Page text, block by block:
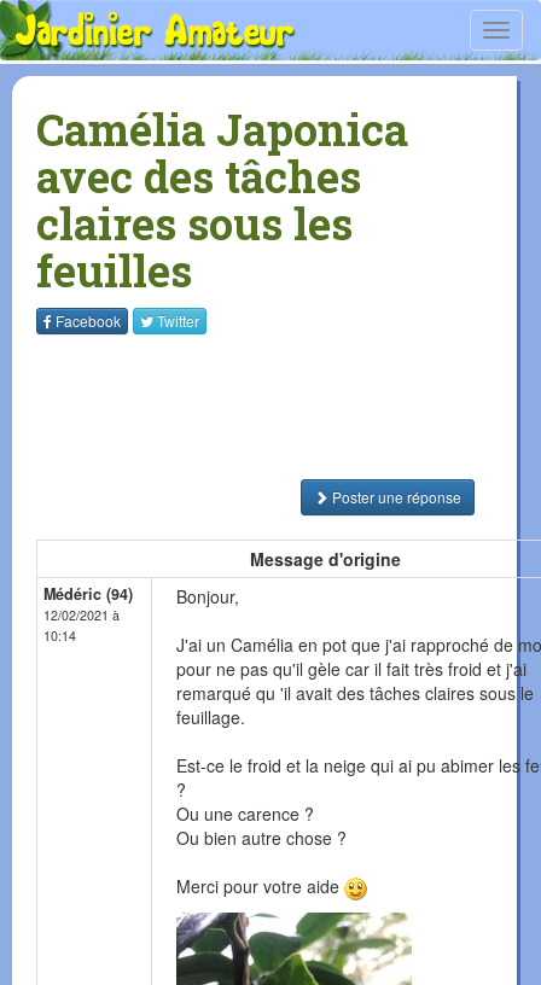
Camélia Japonica
avec des tâches
claires sous les
feuilles
Facebook Twitter
Poster une réponse
Message d'origine
Médéric (94)
12/02/2021 à
10:14
Bonjour,
J'ai un Camélia en pot que j'ai rapproché de
pour ne pas qu'il gèle car il fait très froid et j'ai
remarqué qu 'il avait des tâches claires sous le
feuillage.
Est-ce le froid et la neige qui ai pu abimer les
?
Ou une carence ?
Ou bien autre chose ?
Merci pour votre aide